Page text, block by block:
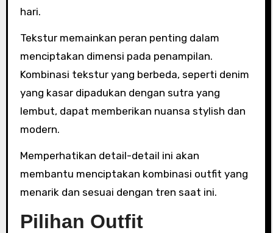
hari.
Tekstur memainkan peran penting dalam
menciptakan dimensi pada penampilan.
Kombinasi tekstur yang berbeda, seperti denim
yang kasar dipadukan dengan sutra yang
lembut, dapat memberikan nuansa stylish dan
modern.
Memperhatikan detail-detail ini akan
membantu menciptakan kombinasi outfit yang
menarik dan sesuai dengan tren saat ini.
Pilihan Outfit